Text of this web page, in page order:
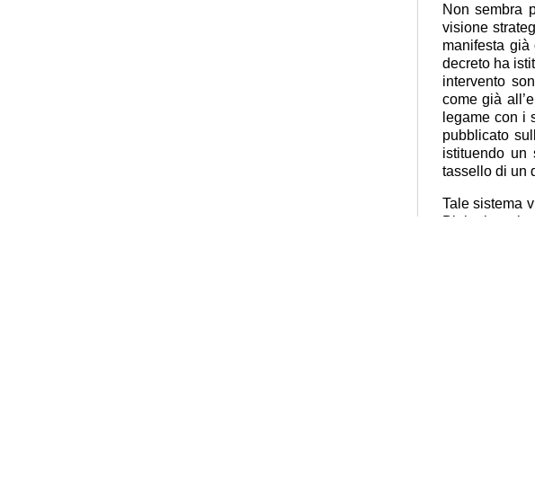
Non sembra
visione
manifesta già
decreto ha
intervento
come già
legame con i
pubblicato
istituendo un
tassello di un
Tale sistema
Biologico,